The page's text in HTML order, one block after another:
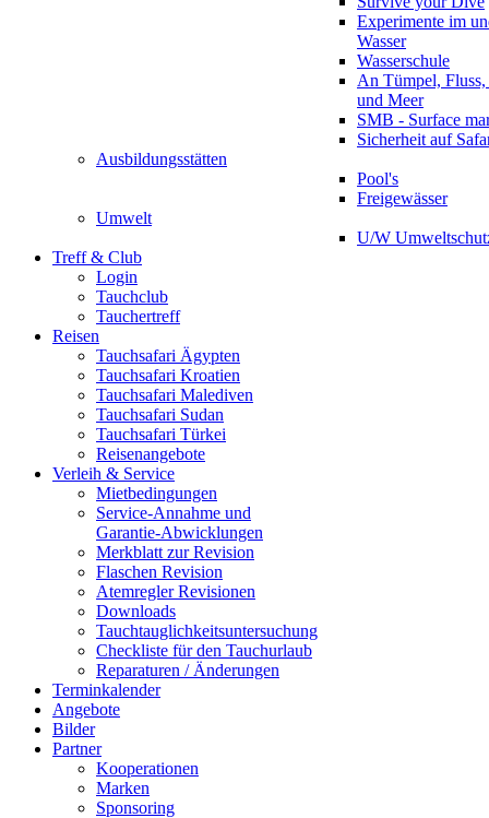
Experimente im
Wasser
Wasserschule
An Tümpel,
und Meer
SMB - Surface
Sicherheit auf
Ausbildungsstätten
Pool's
Freigewässer
Umwelt
U/W
Treff & Club
Login
Tauchclub
Tauchertreff
Reisen
Tauchsafari Ägypten
Tauchsafari Kroatien
Tauchsafari Malediven
Tauchsafari Sudan
Tauchsafari Türkei
Reisenangebote
Verleih & Service
Mietbedingungen
Service-Annahme und
Garantie-Abwicklungen
Merkblatt zur Revision
Flaschen Revision
Atemregler Revisionen
Downloads
Tauchtauglichkeitsuntersuchung
Checkliste für den Tauchurlaub
Reparaturen / Änderungen
Terminkalender
Angebote
Bilder
Partner
Kooperationen
Marken
Sponsoring